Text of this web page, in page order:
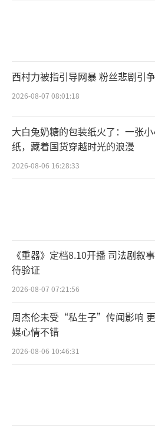
西村力被指引导网暴 粉丝悲剧引
2026-08-07 08:01:18
大白兔奶糖的包装纸火了：一张
纸，藏着国货穿越时光的浪漫
2026-08-06 16:28:33
《重器》定档8.10开播 司法剧叙
待验证
2026-08-07 07:21:56
周杰伦未受“私生子”传闻影响
媒心情不错
2026-08-06 10:46:31